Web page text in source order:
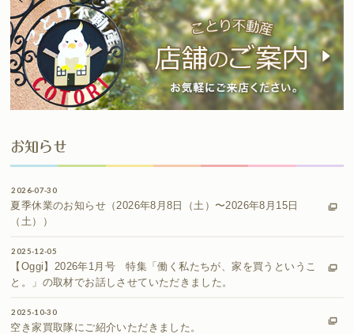
お知らせ
2026-07-30
夏季休業のお知らせ（2026年8月8日（土）〜2026年8月15日
（土））
2025-12-05
【Oggi】2026年1月号 特集「働く私たちが、家を買うというこ
と。」の取材でお話しさせていただきました。
2025-10-30
空き家買取隊にご紹介いただきました。